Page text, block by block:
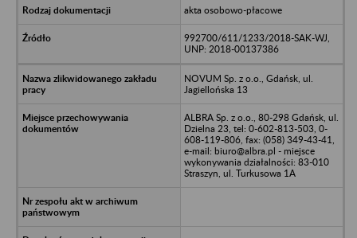
akta osobowo-płacowe
992700/611/1233/2018-SAK-WJ,
UNP: 2018-00137386
NOVUM Sp. z o.o., Gdańsk, ul.
Jagiellońska 13
ALBRA Sp. z o.o., 80-298 Gdańsk, ul.
Dzielna 23, tel: 0-602-813-503, 0-
608-119-806, fax: (058) 349-43-41,
e-mail: biuro@albra.pl - miejsce
wykonywania działalności: 83-010
Straszyn, ul. Turkusowa 1A